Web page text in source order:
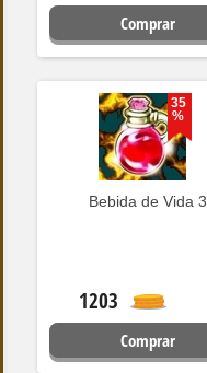
Comprar
35
%
Bebida de Vida 3
1203
Comprar